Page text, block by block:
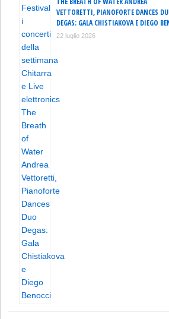
VETTORETTI, PIANOFORTE DANCES
DEGAS: GALA CHISTIAKOVA E DIEGO
22 luglio 2026